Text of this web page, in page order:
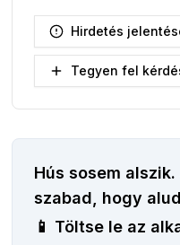
Hirdetés
Tegyen fel
Hús sosem alszik.
szabad, hogy
📱 Töltse le az